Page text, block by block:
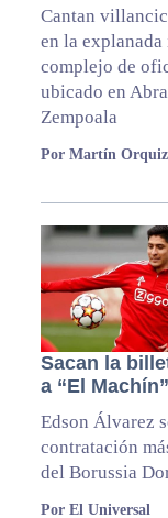
Cantan
en la
complejo de
ubicado en
Zempoala
Por Martín Orquiz
Sacan la
a “El Machín”
Edson Álvarez
contratación
del Borussia
Por El Universal